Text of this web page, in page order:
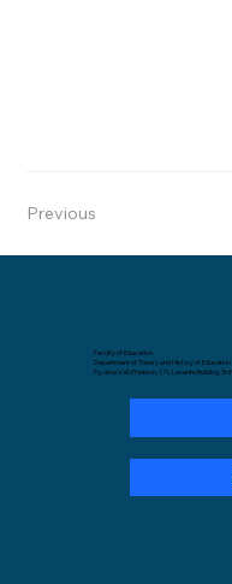
Previous
Faculty of Education
Department of Theory and History of Education.
Pg. de la Vall d'Hebron, 171, Levante Building,